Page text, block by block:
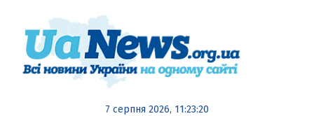
7 серпня 2026, 11:23:22